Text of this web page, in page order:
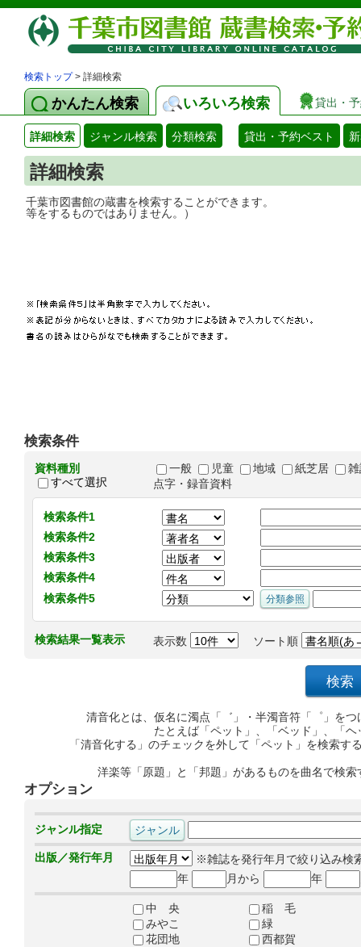
検索トップ> 詳細検索
かんたん検索 いろいろ検索 貸出・
詳細検索 ジャンル検索 分類検索 貸出・予約ベスト
詳細検索
千葉市図書館の蔵書を検索することがで
等をするものではありません。）
検索条件
資料種別
すべて選択
一般 児童 地域 紙芝居
点字・録音資料
検索条件1
検索条件2
検索条件3
検索条件4
検索条件5
検索結果一覧表示 表示数 ソート順
清音化とは、仮名に濁点「゛」・半濁音符「゜」を
たとえば「ペット」、「ベッド」、「
「清音化する」のチェックを外して「ペット」を検索
洋楽等「原題」と「邦題」があるものを曲名で検
オプション
ジャンル指定
出版／発行年月
※雑誌を発行年月で絞り込み検
年
月から 年
中 央
稲 毛
みやこ
緑
花団地
西都賀